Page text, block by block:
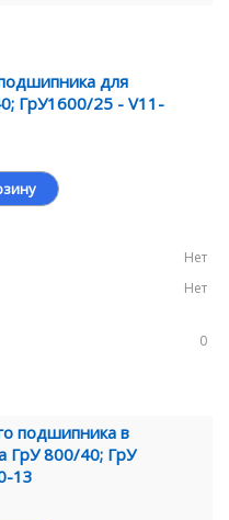
для
ГрУ1600/25 - V11-
Нет
Нет
0
подшипника в
ГрУ 800/40; ГрУ
13